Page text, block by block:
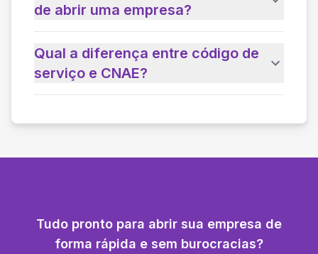
de abrir uma empresa?
Qual a diferença entre código de
serviço e CNAE?
Tudo pronto para abrir sua empresa de
forma rápida e sem burocracias?